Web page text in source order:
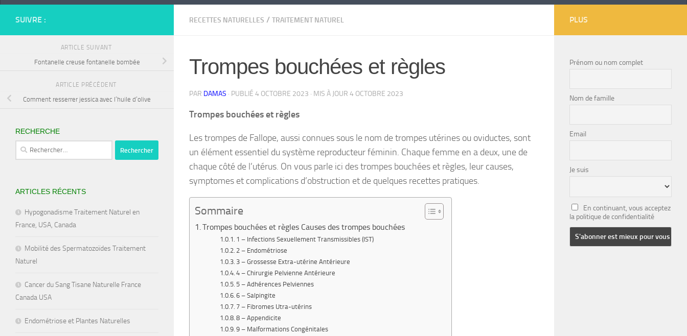
RECETTES NATURELLES / TRAITEMENT NATUREL
Trompes bouchées et règles
PAR DAMAS · PUBLIÉ 4 OCTOBRE 2023 · MIS À JOUR 4 OCTOBRE 2023
Trompes bouchées et règles
Les trompes de Fallope, aussi connues sous le nom de trompes utérines ou oviductes, sont
un élément essentiel du système reproducteur féminin. Chaque femme en a deux, une de
chaque côté de l’utérus. On vous parle ici des trompes bouchées et règles, leur causes,
symptomes et complications d’obstruction et de quelques recettes pratiques.
Sommaire
Trompes bouchées et règles Causes des trompes bouchées
1 – Infections Sexuellement Transmissibles (IST)
2 – Endométriose
3 – Grossesse Extra-utérine Antérieure
4 – Chirurgie Pelvienne Antérieure
5 – Adhérences Pelviennes
6 – Salpingite
7 – Fibromes Utra-utérins
8 – Appendicite
9 – Malformations Congénitales
SUIVRE :
ARTICLE SUIVANT
Fontanelle creuse fontanelle bombée
ARTICLE PRÉCÉDENT
Comment resserrer jessica avec l’huile d’olive
RECHERCHE
Rechercher :
ARTICLES RÉCENTS
Hypogonadisme Traitement Naturel en
France, USA, Canada
Mobilité des Spermatozoïdes Traitement
Naturel
Cancer du Sang Tisane Naturelle France
Canada USA
Endométriose et Plantes Naturelles
PLUS
Prénom ou nom complet
Nom de famille
Email
Je suis
En continuant, vous acceptez
la politique de confidentialité